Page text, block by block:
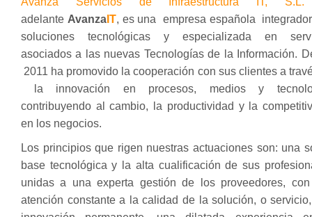
adelante AvanzaIT, es una empresa española
soluciones tecnológicas y especializada en
asociados a las nuevas Tecnologías de la Información.
2011 ha promovido la cooperación con sus clientes a
la innovación en procesos, medios y
contribuyendo al cambio, la productividad y la
en los negocios.
Los principios que rigen nuestras actuaciones son: una
base tecnológica y la alta cualificación de sus
unidas a una experta gestión de los proveedores,
atención constante a la calidad de la solución, o